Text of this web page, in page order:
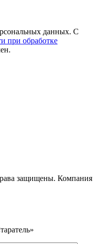
данных. С
при обработке
защищены. Компания